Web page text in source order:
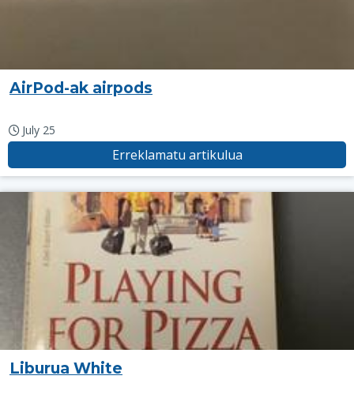
AirPod-ak airpods
July 25
Erreklamatu artikulua
Liburua White